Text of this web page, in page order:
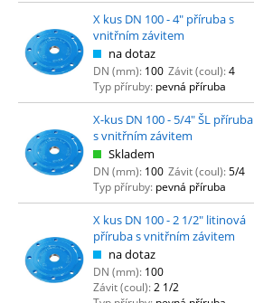
X kus DN 100 - 4" příruba s
vnitřním závitem
na dotaz
DN (mm): 100 Závit (coul):4
Typ příruby: pevná příruba
X-kus DN 100 - 5/4" ŠL příruba
s vnitřním závitem
Skladem
DN (mm): 100 Závit (coul):5/4
Typ příruby: pevná příruba
X kus DN 100 - 2 1/2" litinová
příruba s vnitřním závitem
na dotaz
DN (mm): 100
Závit (coul):2 1/2